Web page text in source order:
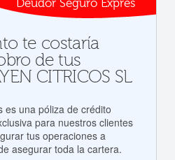
Deudor Seguro Exprés
te costaría
de tus
CITRICOS SL
es una póliza de crédito
para nuestros clientes
tus operaciones a
asegurar toda la cartera.